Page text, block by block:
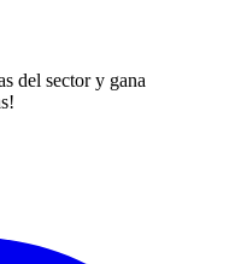
del sector y gana